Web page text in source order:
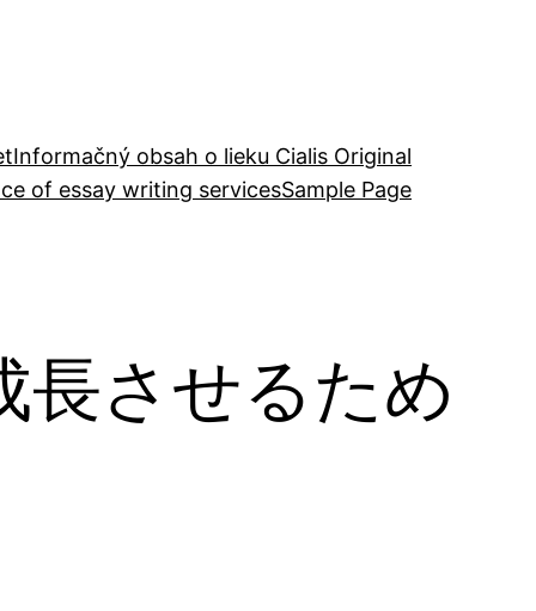
Informačný obsah o lieku Cialis Original
of essay writing servicesSample Page
長させるため